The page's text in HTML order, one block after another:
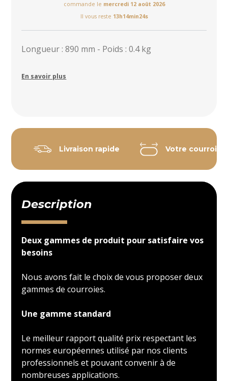
commande le mercredi 12 août 2026
Il vous reste 13h14min23s
Longueur : 890 mm - Poids : 0.4 kg
En savoir plus
Livraison rapide Votre courroie
Description
Deux gammes de produit pour satisfaire vos
besoins
Nous avons fait le choix de vous proposer deux
gammes de courroies.
Une gamme standard
Le meilleur rapport qualité prix respectant les
normes européennes utilisé par nos clients
professionnels et pouvant convenir à de
nombreuses applications.